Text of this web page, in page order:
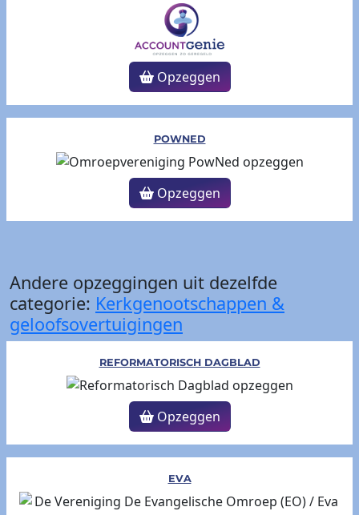
Opzeggen
POWNED
Opzeggen
Andere opzeggingen uit dezelfde
categorie: Kerkgenootschappen &
geloofsovertuigingen
REFORMATORISCH DAGBLAD
Opzeggen
EVA